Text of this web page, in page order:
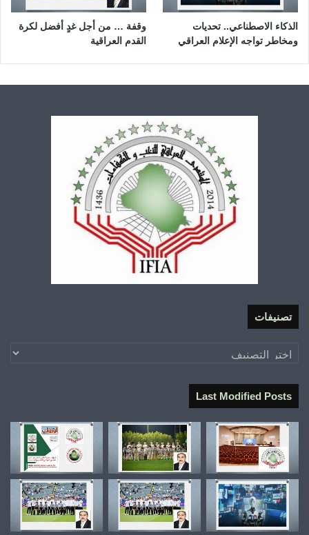
الذكاء الاصطناعي.. تحديات
ومخاطر تواجه الإعلام العراقي
وقفة … من أجل غدٍ أفضل لكرة
القدم العراقية
تصنيفات
تصنيفات
Last Modified Posts